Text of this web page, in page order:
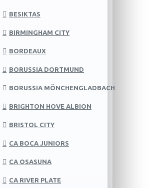
BESIKTAS
BIRMINGHAM CITY
BORDEAUX
BORUSSIA DORTMUND
BORUSSIA MÖNCHENGLADBACH
BRIGHTON HOVE ALBION
BRISTOL CITY
CA BOCA JUNIORS
CA OSASUNA
CA RIVER PLATE